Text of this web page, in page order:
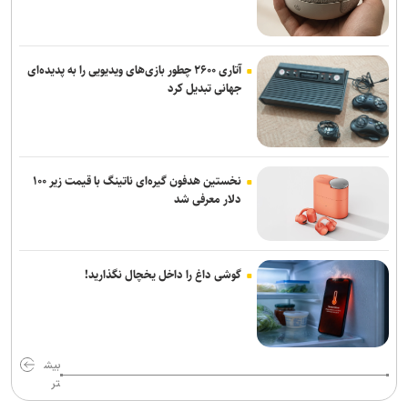
آتاری ۲۶۰۰ چطور بازی‌های ویدیویی را به پدیده‌ای
جهانی تبدیل کرد
نخستین هدفون گیره‌ای ناتینگ با قیمت زیر ۱۰۰
دلار معرفی شد
گوشی داغ را داخل یخچال نگذارید!
بیش
تر